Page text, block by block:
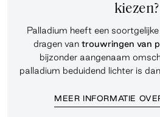
kiezen?
Palladium heeft een
dragen van trouwringen van
bijzonder aangenaam
palladium beduidend lichter is
MEER INFORMATIE